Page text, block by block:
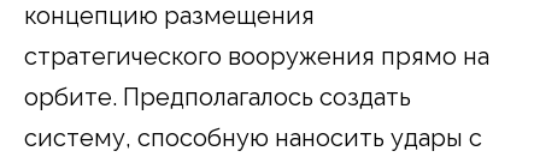
концепцию размещения
стратегического вооружения прямо на
орбите. Предполагалось создать
систему, способную наносить удары с